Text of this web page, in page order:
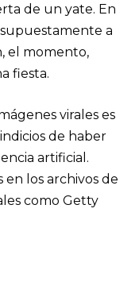
de un yate. En
a
el momento,
fiesta.
virales es
de haber
artificial.
en los archivos de
como Getty